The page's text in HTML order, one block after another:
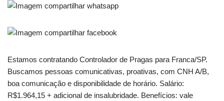
Estamos contratando Controlador de Pragas para Franca/SP.
Buscamos pessoas comunicativas, proativas, com CNH A/B,
boa comunicação e disponibilidade de horário. Salário:
R$1.964,15 + adicional de insalubridade. Benefícios: vale